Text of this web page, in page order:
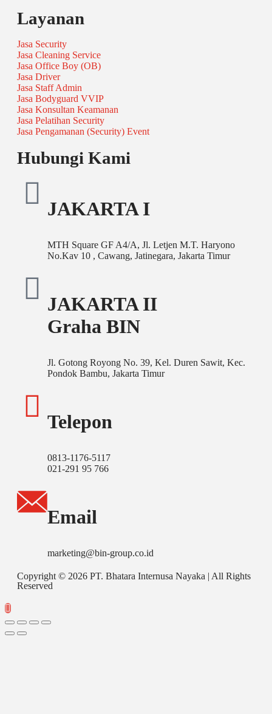
Layanan
Jasa Security
Jasa Cleaning Service
Jasa Office Boy (OB)
Jasa Driver
Jasa Staff Admin
Jasa Bodyguard VVIP
Jasa Konsultan Keamanan
Jasa Pelatihan Security
Jasa Pengamanan (Security) Event
Hubungi Kami
JAKARTA I
MTH Square GF A4/A, Jl. Letjen M.T. Haryono
No.Kav 10 , Cawang, Jatinegara, Jakarta Timur
JAKARTA II
Graha BIN
Jl. Gotong Royong No. 39, Kel. Duren Sawit, Kec.
Pondok Bambu, Jakarta Timur
Telepon
0813-1176-5117
021-291 95 766
Email
marketing@bin-group.co.id
Copyright © 2026 PT. Bhatara Internusa Nayaka | All Rights
Reserved